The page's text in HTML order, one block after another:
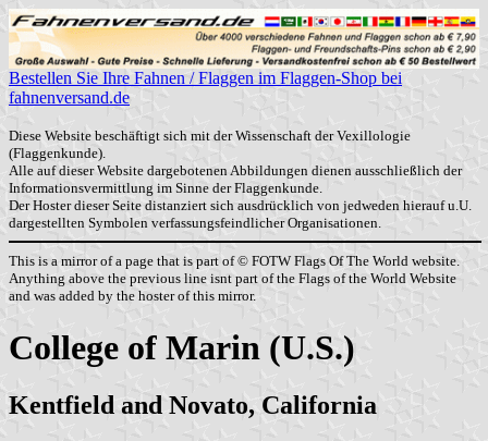
Bestellen Sie Ihre Fahnen / Flaggen im Flaggen-Shop bei
fahnenversand.de
Diese Website beschäftigt sich mit der Wissenschaft der Vexillologie
(Flaggenkunde).
Alle auf dieser Website dargebotenen Abbildungen dienen ausschließlich der
Informationsvermittlung im Sinne der Flaggenkunde.
Der Hoster dieser Seite distanziert sich ausdrücklich von jedweden hierauf u.U.
dargestellten Symbolen verfassungsfeindlicher Organisationen.
This is a mirror of a page that is part of © FOTW Flags Of The World website.
Anything above the previous line isnt part of the Flags of the World Website
and was added by the hoster of this mirror.
College of Marin (U.S.)
Kentfield and Novato, California